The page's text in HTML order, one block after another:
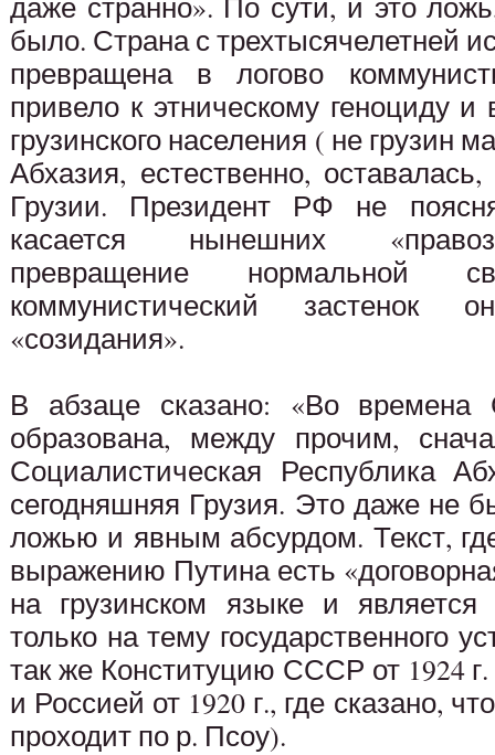
было. Страна с трехтысячелетней
превращена в логово
привело к этническому геноциду
грузинского населения ( не грузин
Абхазия, естественно,
Грузии. Президент РФ не
касается нынешних
превращение нормальной
коммунистический застенок
«созидания».
В абзаце сказано: «Во времена
образована, между прочим,
Социалистическая Республика
сегодняшняя Грузия. Это даже не
ложью и явным абсурдом. Текст,
выражению Путина есть
на грузинском языке и
только на тему государственного
так же Конституцию СССР от 1924
и Россией от 1920 г., где сказано,
проходит по р. Псоу).